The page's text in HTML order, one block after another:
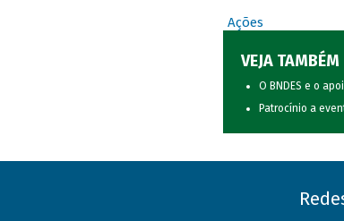
Ações
VEJA TAMBÉM
O BNDES e o
Patrocínio a